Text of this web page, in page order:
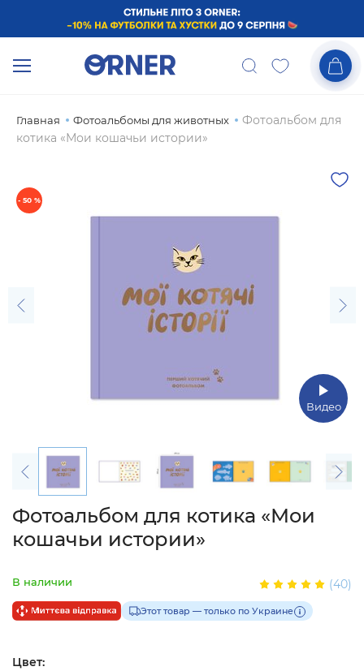
Главная Фотоальбомы для животных
Фотоальбом для
котика «Мои кошачьи истории»
- 50 %
Видео
Фотоальбом для котика «Мои
кошачьи истории»
В наличии (40)
Этот товар — только по Украине
Цвет: